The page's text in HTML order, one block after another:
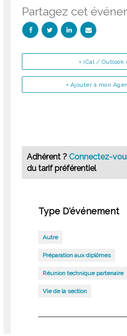
Partagez cet
+ Ajouter à mon
+ iCal / Outlook
Adhérent ?Connectez-
du tarif préférentiel
Type D'événement
Autre
Préparation aux diplômes
Réunion technique partenaire
Vie de la section